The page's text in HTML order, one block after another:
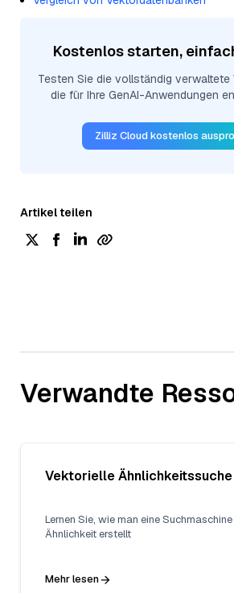
Kostenlos starten,
Testen Sie die vollständig verwaltete
die für Ihre GenAI-Anwendungen
Zilliz Cloud kostenlos
Artikel teilen
Verwandte
Vektorielle
Lernen Sie, wie man eine
Ähnlichkeit erstellt
Mehr lesen